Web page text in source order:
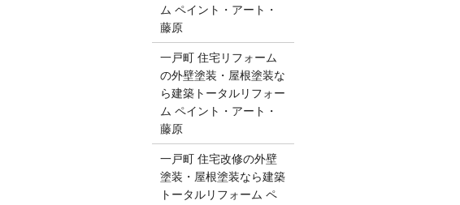
ム ペイント・アート・
藤原
一戸町 住宅リフォーム
の外壁塗装・屋根塗装な
ら建築トータルリフォー
ム ペイント・アート・
藤原
一戸町 住宅改修の外壁
塗装・屋根塗装なら建築
トータルリフォーム ペ